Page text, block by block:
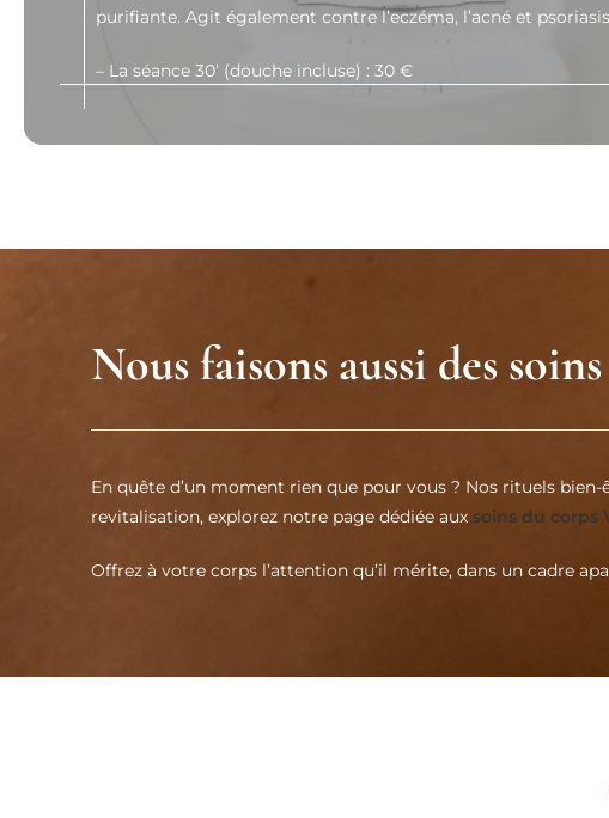
purifiante. Agit également contre l’eczéma, l’acné et
– La séance 30’ (douche incluse) : 30 €
Nous faisons aussi des
En quête d’un moment rien que pour vous ? Nos rituels
revitalisation, explorez notre page dédiée auxsoins du corps
Offrez à votre corps l’attention qu’il mérite, dans un cadre